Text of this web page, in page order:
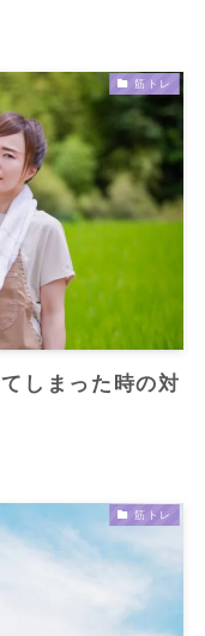
筋トレ
しまった時の対
筋トレ